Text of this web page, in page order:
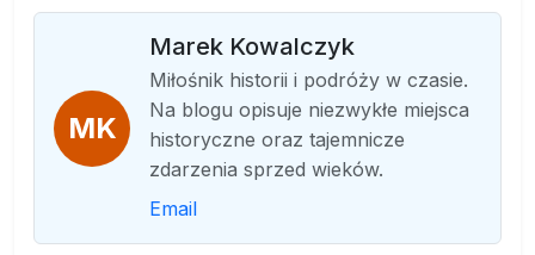
MK
Marek Kowalczyk
Miłośnik historii i podróży w czasie.
Na blogu opisuje niezwykłe miejsca
historyczne oraz tajemnicze
zdarzenia sprzed wieków.
Email